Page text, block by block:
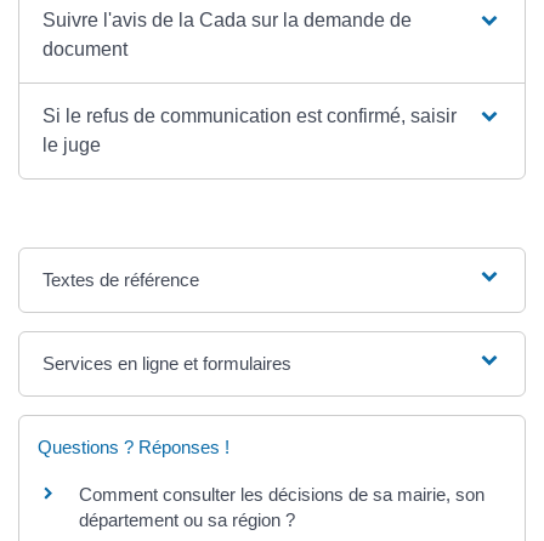
Suivre l'avis de la Cada sur la demande de
document
Si le refus de communication est confirmé, saisir
le juge
Textes de référence
Services en ligne et formulaires
Questions ? Réponses !
Comment consulter les décisions de sa mairie, son
département ou sa région ?